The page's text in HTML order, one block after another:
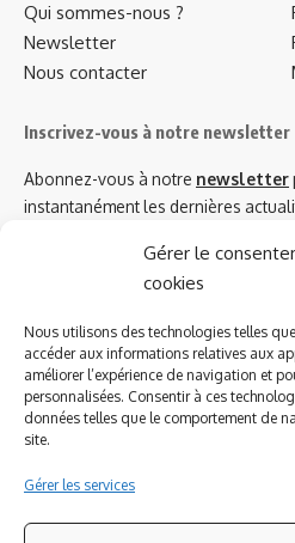
Gérer le
cookies
Nous utilisons des technologies telles
accéder aux informations relatives aux
améliorer l’expérience de navigation et
personnalisées. Consentir à ces
données telles que le comportement de
site.
Gérer les services
Qui sommes-nous ?
Newsletter
Nous contacter
Inscrivez-vous à notre newsletter
Abonnez-vous à notre newsletter
instantanément les dernières
Azinat.com TV soutient